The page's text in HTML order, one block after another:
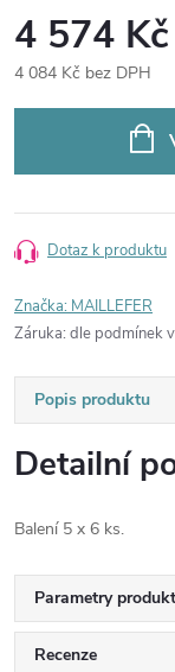
4 574 Kč
4 084 Kč bez DPH
Dotaz k produktu
Značka: MAILLEFER
Záruka: dle podmínek
Popis produktu
Detailní
Balení 5 x 6 ks.
Parametry
Recenze